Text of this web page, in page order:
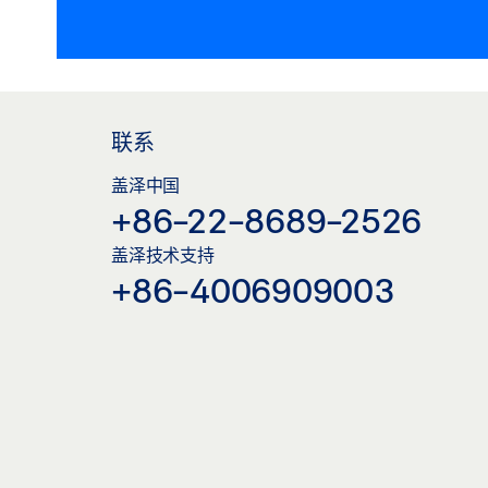
联系
盖泽中国
+86-22-8689-2526
盖泽技术支持
+86-4006909003